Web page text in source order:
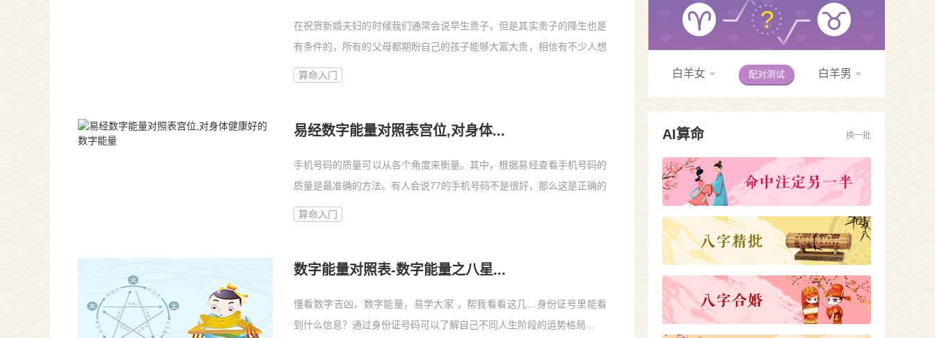
在祝贺新婚夫妇的时候我们通常会说早生贵子，但是其实贵子的降生也是
有条件的，所有的父母都期盼自己的孩子能够大富大贵，相信有不少人想
知...
算命入门
易经数字能量对照表宫位,对身体...
手机号码的质量可以从各个角度来衡量。其中，根据易经查看手机号码的
质量是最准确的方法。有人会说77的手机号码不是很好，那么这是正确的
吗...
算命入门
数字能量对照表-数字能量之八星...
懂看数字吉凶，数字能量，易学大家 ，帮我看看这几…身份证号里能看
到什么信息？通过身份证号码可以了解自己不同人生阶段的运势格局...
?
白羊女 配对测试 白羊男
AI算命 换一批